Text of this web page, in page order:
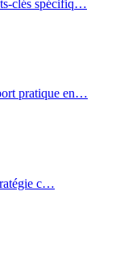
clés spécifiq…
pratique en…
c…